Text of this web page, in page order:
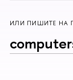
ИЛИ ПИШИТЕ НА